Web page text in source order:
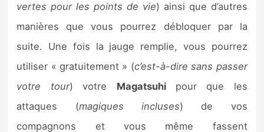
vertes pour les points de vie) ainsi que d’autres
manières que vous pourrez débloquer par la
suite. Une fois la jauge remplie, vous pourrez
utiliser « gratuitement » (c’est-à-dire sans passer
votre tour) votre Magatsuhipour que les
attaques (magiques incluses) de vos
compagnons et vous même fassent